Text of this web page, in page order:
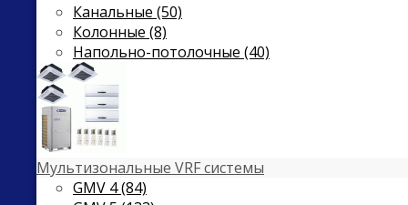
Канальные (50)
Колонные (8)
Напольно-потолочные (40)
Мультизональные VRF системы
GMV 4 (84)